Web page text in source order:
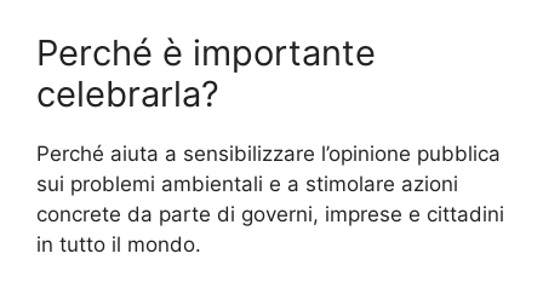
Perché è importante
celebrarla?
Perché aiuta a sensibilizzare l’opinione pubblica
sui problemi ambientali e a stimolare azioni
concrete da parte di governi, imprese e cittadini
in tutto il mondo.